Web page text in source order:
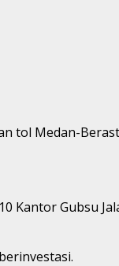
tol Medan-
Kantor Gubsu